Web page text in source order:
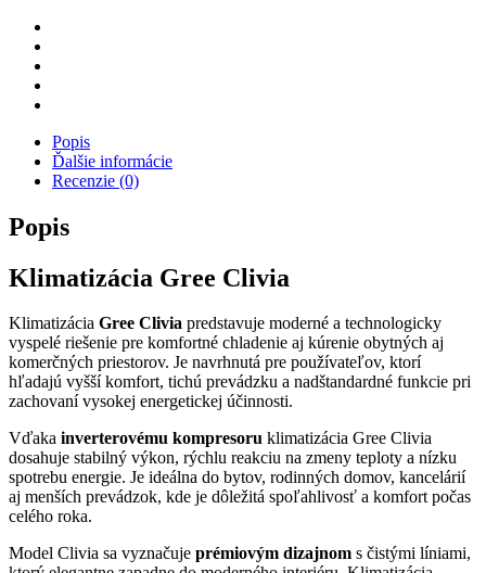
Popis
Ďalšie informácie
Recenzie (0)
Popis
Klimatizácia Gree Clivia
Klimatizácia Gree Clivia predstavuje moderné a technologicky
vyspelé riešenie pre komfortné chladenie aj kúrenie obytných aj
komerčných priestorov. Je navrhnutá pre používateľov, ktorí
hľadajú vyšší komfort, tichú prevádzku a nadštandardné funkcie pri
zachovaní vysokej energetickej účinnosti.
Vďaka inverterovému kompresoru klimatizácia Gree Clivia
dosahuje stabilný výkon, rýchlu reakciu na zmeny teploty a nízku
spotrebu energie. Je ideálna do bytov, rodinných domov, kancelárií
aj menších prevádzok, kde je dôležitá spoľahlivosť a komfort počas
celého roka.
Model Clivia sa vyznačuje prémiovým dizajnom s čistými líniami,